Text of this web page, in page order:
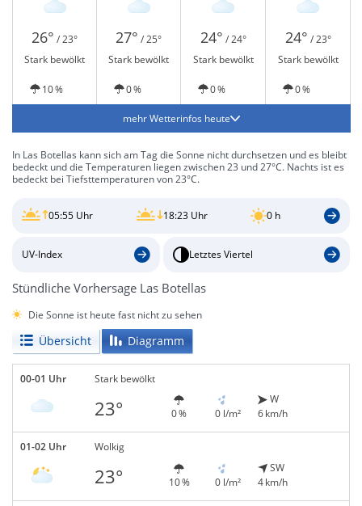
26° / 23° 27° / 25° 24° / 24° 24° / 23°
Stark bewölkt
Stark bewölkt Stark bewölkt Stark bewölkt
10 % 0 % 0 % 0 %
mehr Wetterinfos heute
In Las Botellas kann sich am Tag die Sonne nicht durchsetzen und es bleibt
bedeckt und die Temperaturen liegen zwischen 23 und 27°C. Nachts ist es
bedeckt bei Tiefsttemperaturen von 23°C.
05:55 Uhr 18:23 Uhr 0 h
UV-Index Letztes Viertel
Stündliche Vorhersage Las Botellas
Die Sonne ist heute fast nicht zu sehen
Übersicht Diagramm
00-01 Uhr Stark bewölkt
23° 0 % 0 l/m²
W
6 km/h
01-02 Uhr Wolkig
23° 10 % 0 l/m²
SW
4 km/h